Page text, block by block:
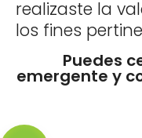
realizaste la
los fines
Puedes
emergente y